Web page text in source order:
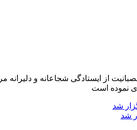
از ایستادگی شجاعانه و
نموده است
شد